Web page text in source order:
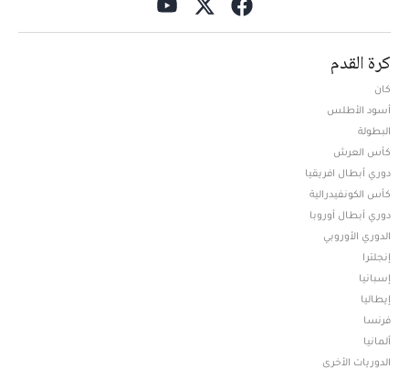
كرة القدم
كان
أسود الأطلس
البطولة
كأس العرش
دوري أبطال افريقيا
كأس الكونفيدرالية
دوري أبطال أوروبا
الدوري الأوروبي
إنجلترا
إسبانيا
إيطاليا
فرنسا
ألمانيا
الدوريات الأخرى